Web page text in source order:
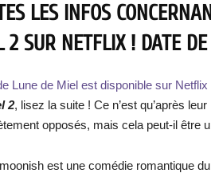
LES INFOS
2 SUR NETFLIX ! DATE DE
Lune de Miel est disponible sur Netflix
2, lisez la suite ! Ce n’est qu’après
opposés, mais cela peut-il être
est une comédie romantique